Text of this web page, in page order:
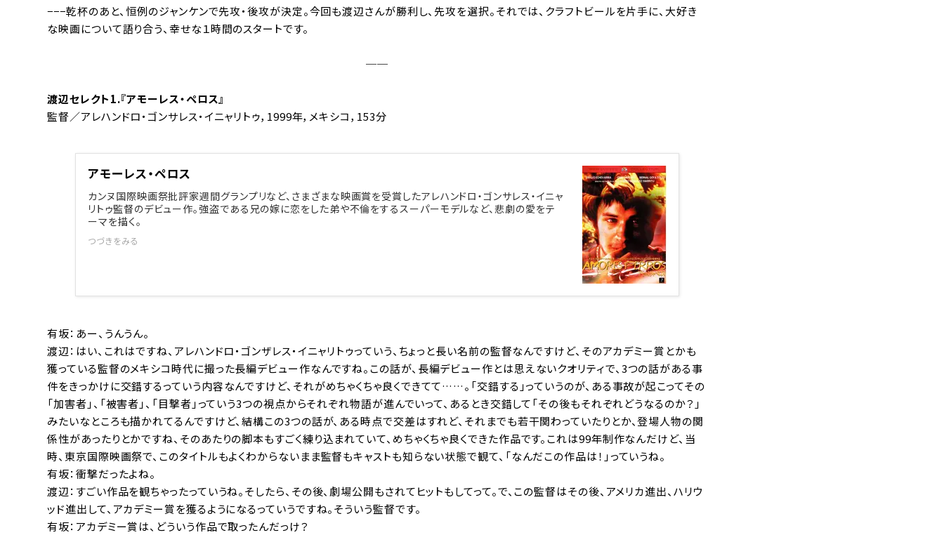
−−−乾杯のあと、恒例のジャンケンで先攻・後攻が決定。今回も渡辺さんが勝利し、先攻を選択。それでは、クラフトビールを片手に、大好き
な映画について語り合う、幸せな１時間のスタートです。
──
渡辺セレクト1.『アモーレス・ペロス』
監督／アレハンドロ・ゴンサレス・イニャリトゥ，1999年，メキシコ，153分
アモーレス・ペロス
カンヌ国際映画祭批評家週間グランプリなど、さまざまな映画賞を受賞したアレハンドロ・ゴンサレス・イニャ
リトゥ監督のデビュー作。強盗である兄の嫁に恋をした弟や不倫をするスーパーモデルなど、悲劇の愛をテ
ーマを描く。
つづきをみる
有坂：あー、うんうん。
渡辺：はい、これはですね、アレハンドロ・ゴンザレス・イニャリトゥっていう、ちょっと長い名前の監督なんですけど、そのアカデミー賞とかも
獲っている監督のメキシコ時代に撮った長編デビュー作なんですね。この話が、長編デビュー作とは思えないクオリティで、3つの話がある事
件をきっかけに交錯するっていう内容なんですけど、それがめちゃくちゃ良くできてて……。「交錯する」っていうのが、ある事故が起こってその
「加害者」、「被害者」、「目撃者」っていう3つの視点からそれぞれ物語が進んでいって、あるとき交錯して「その後もそれぞれどうなるのか？」
みたいなところも描かれてるんですけど、結構この3つの話が、ある時点で交差はすれど、それまでも若干関わっていたりとか、登場人物の関
係性があったりとかですね、そのあたりの脚本もすごく練り込まれていて、めちゃくちゃ良くできた作品です。これは99年制作なんだけど、当
時、東京国際映画祭で、このタイトルもよくわからないまま監督もキャストも知らない状態で観て、「なんだこの作品は！」っていうね。
有坂：衝撃だったよね。
渡辺：すごい作品を観ちゃったっていうね。そしたら、その後、劇場公開もされてヒットもしてって。で、この監督はその後、アメリカ進出、ハリウ
ッド進出して、アカデミー賞を獲るようになるっていうですね。そういう監督です。
有坂：アカデミー賞は、どういう作品で取ったんだっけ？